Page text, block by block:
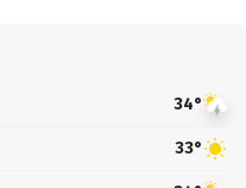
34°
33°